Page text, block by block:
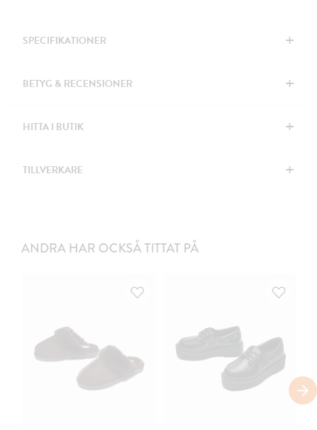
SPECIFIKATIONER +
BETYG & RECENSIONER +
HITTA I BUTIK +
TILLVERKARE +
ANDRA HAR OCKSÅ TITTAT PÅ